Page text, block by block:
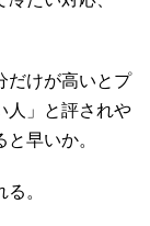
だけが高いとプ
人」と評されや
早いか。
。